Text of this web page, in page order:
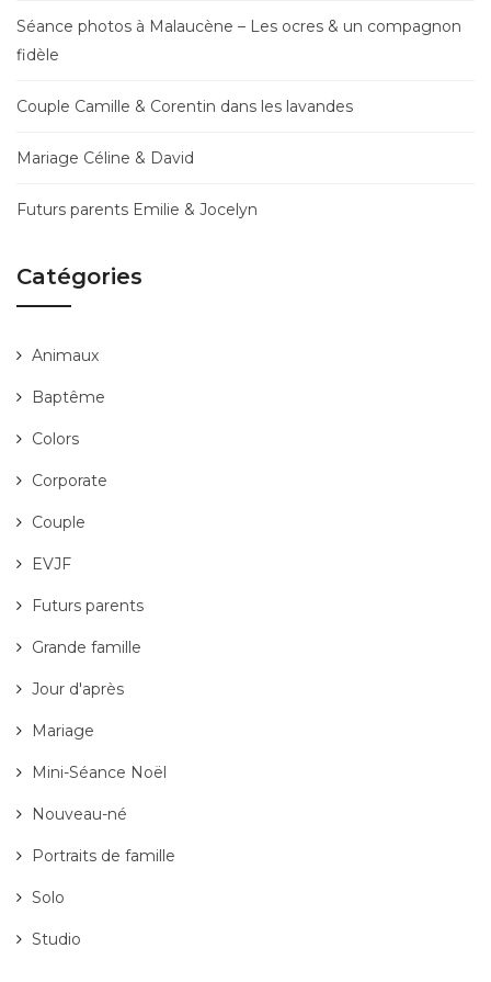
Séance photos à Malaucène – Les ocres & un compagnon
fidèle
Couple Camille & Corentin dans les lavandes
Mariage Céline & David
Futurs parents Emilie & Jocelyn
Catégories
Animaux
Baptême
Colors
Corporate
Couple
EVJF
Futurs parents
Grande famille
Jour d'après
Mariage
Mini-Séance Noël
Nouveau-né
Portraits de famille
Solo
Studio